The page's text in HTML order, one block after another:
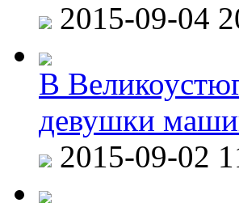
2015-09-04
В
девушки
2015-09-02